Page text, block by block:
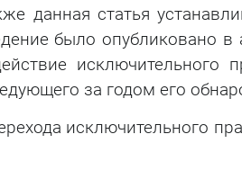
данная статья
было опубликовано
исключительного
за годом его
исключительного